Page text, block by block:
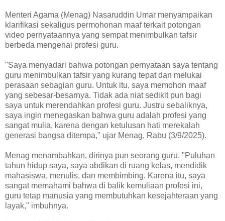
Menteri Agama (Menag) Nasaruddin Umar menyampaikan
klarifikasi sekaligus permohonan maaf terkait potongan
video pernyataannya yang sempat menimbulkan tafsir
berbeda mengenai profesi guru.
"Saya menyadari bahwa potongan pernyataan saya tentang
guru menimbulkan tafsir yang kurang tepat dan melukai
perasaan sebagian guru. Untuk itu, saya memohon maaf
yang sebesar-besarnya. Tidak ada niat sedikit pun bagi
saya untuk merendahkan profesi guru. Justru sebaliknya,
saya ingin menegaskan bahwa guru adalah profesi yang
sangat mulia, karena dengan ketulusan hati merekalah
generasi bangsa ditempa," ujar Menag, Rabu (3/9/2025).
Menag menambahkan, dirinya pun seorang guru. "Puluhan
tahun hidup saya, saya abdikan di ruang kelas, mendidik
mahasiswa, menulis, dan membimbing. Karena itu, saya
sangat memahami bahwa di balik kemuliaan profesi ini,
guru tetap manusia yang membutuhkan kesejahteraan yang
layak," imbuhnya.